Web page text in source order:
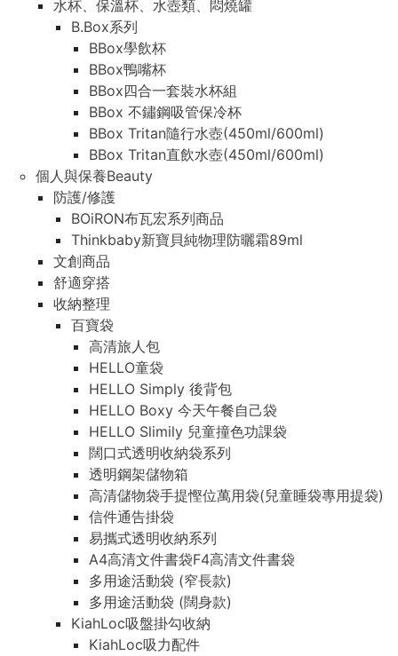
水杯、保溫杯、水壺類、悶燒罐
B.Box系列
BBox學飲杯
BBox鴨嘴杯
BBox四合一套裝水杯組
BBox 不鏽鋼吸管保冷杯
BBox Tritan隨行水壺(450ml/600ml)
BBox Tritan直飲水壺(450ml/600ml)
個人與保養Beauty
防護/修護
BOiRON布瓦宏系列商品
Thinkbaby新寶貝純物理防曬霜89ml
文創商品
舒適穿搭
收納整理
百寶袋
高清旅人包
HELLO童袋
HELLO Simply 後背包
HELLO Boxy 今天午餐自己袋
HELLO Slimily 兒童撞色功課袋
闊口式透明收納袋系列
透明鋼架儲物箱
高清儲物袋手提慳位萬用袋(兒童睡袋專用提袋)
信件通告掛袋
易攜式透明收納系列
A4高清文件書袋F4高清文件書袋
多用途活動袋 (窄長款)
多用途活動袋 (闊身款)
KiahLoc吸盤掛勾收納
KiahLoc吸力配件